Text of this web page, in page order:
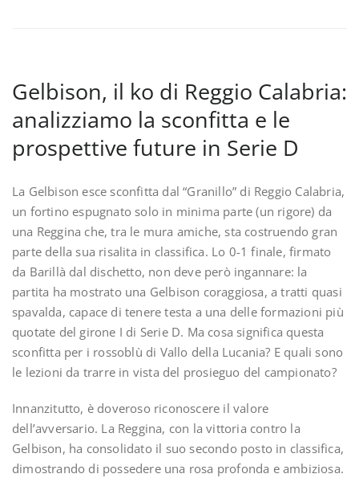
Gelbison, il ko di Reggio Calabria:
analizziamo la sconfitta e le
prospettive future in Serie D
La Gelbison esce sconfitta dal “Granillo” di Reggio Calabria,
un fortino espugnato solo in minima parte (un rigore) da
una Reggina che, tra le mura amiche, sta costruendo gran
parte della sua risalita in classifica. Lo 0-1 finale, firmato
da Barillà dal dischetto, non deve però ingannare: la
partita ha mostrato una Gelbison coraggiosa, a tratti quasi
spavalda, capace di tenere testa a una delle formazioni più
quotate del girone I di Serie D. Ma cosa significa questa
sconfitta per i rossoblù di Vallo della Lucania? E quali sono
le lezioni da trarre in vista del prosieguo del campionato?
Innanzitutto, è doveroso riconoscere il valore
dell’avversario. La Reggina, con la vittoria contro la
Gelbison, ha consolidato il suo secondo posto in classifica,
dimostrando di possedere una rosa profonda e ambiziosa.